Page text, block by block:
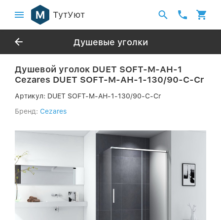
ТутУют
Душевые уголки
Душевой уголок DUET SOFT-M-AH-1
Cezares DUET SOFT-M-AH-1-130/90-C-Cr
Артикул: DUET SOFT-M-AH-1-130/90-C-Cr
Бренд: Cezares